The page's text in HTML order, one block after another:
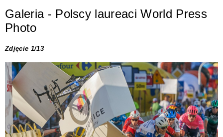
Galeria - Polscy laureaci World Press
Photo
Zdjęcie 1/13